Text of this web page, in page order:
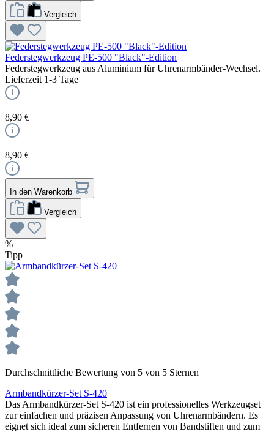
Vergleich
Federstegwerkzeug PE-500 "Black"-Edition
Federstegwerkzeug aus Aluminium für Uhrenarmbänder-Wechsel.
Lieferzeit 1-3 Tage
8,90 €
8,90 €
In den Warenkorb
Vergleich
%
Tipp
Durchschnittliche Bewertung von 5 von 5 Sternen
Armbandkürzer-Set S-420
Das Armbandkürzer-Set S-420 ist ein professionelles Werkzeugset
zur einfachen und präzisen Anpassung von Uhrenarmbändern. Es
eignet sich ideal zum sicheren Entfernen von Bandstiften und zum